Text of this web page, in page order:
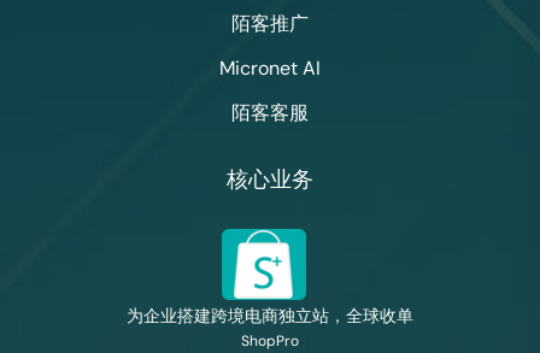
陌客推广
Micronet AI
陌客客服
核心业务
为企业搭建跨境电商独立站，全球收单
ShopPro